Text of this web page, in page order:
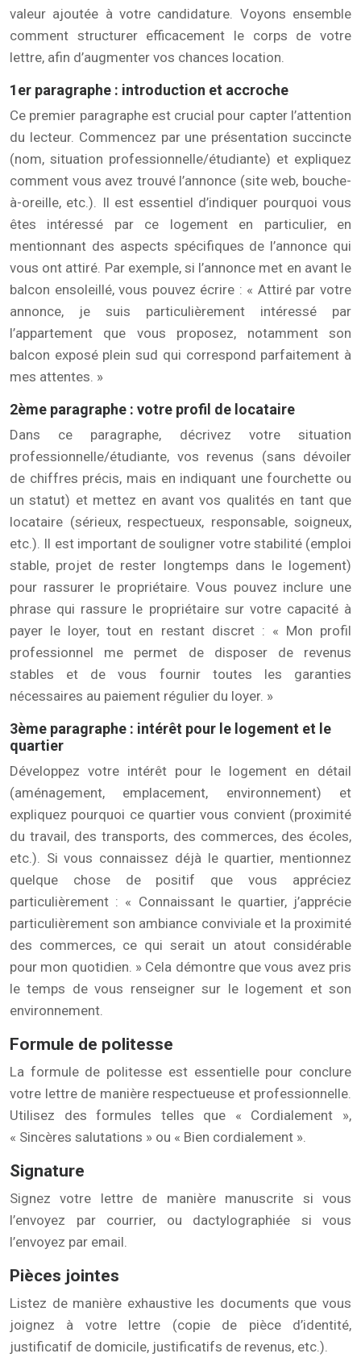
valeur ajoutée à votre candidature. Voyons ensemble
comment structurer efficacement le corps de votre
lettre, afin d’augmenter vos chances location.
1er paragraphe : introduction et accroche
Ce premier paragraphe est crucial pour capter l’attention
du lecteur. Commencez par une présentation succincte
(nom, situation professionnelle/étudiante) et expliquez
comment vous avez trouvé l’annonce (site web, bouche-
à-oreille, etc.). Il est essentiel d’indiquer pourquoi vous
êtes intéressé par ce logement en particulier, en
mentionnant des aspects spécifiques de l’annonce qui
vous ont attiré. Par exemple, si l’annonce met en avant le
balcon ensoleillé, vous pouvez écrire : « Attiré par votre
annonce, je suis particulièrement intéressé par
l’appartement que vous proposez, notamment son
balcon exposé plein sud qui correspond parfaitement à
mes attentes. »
2ème paragraphe : votre profil de locataire
Dans ce paragraphe, décrivez votre situation
professionnelle/étudiante, vos revenus (sans dévoiler
de chiffres précis, mais en indiquant une fourchette ou
un statut) et mettez en avant vos qualités en tant que
locataire (sérieux, respectueux, responsable, soigneux,
etc.). Il est important de souligner votre stabilité (emploi
stable, projet de rester longtemps dans le logement)
pour rassurer le propriétaire. Vous pouvez inclure une
phrase qui rassure le propriétaire sur votre capacité à
payer le loyer, tout en restant discret : « Mon profil
professionnel me permet de disposer de revenus
stables et de vous fournir toutes les garanties
nécessaires au paiement régulier du loyer. »
3ème paragraphe : intérêt pour le logement et le
quartier
Développez votre intérêt pour le logement en détail
(aménagement, emplacement, environnement) et
expliquez pourquoi ce quartier vous convient (proximité
du travail, des transports, des commerces, des écoles,
etc.). Si vous connaissez déjà le quartier, mentionnez
quelque chose de positif que vous appréciez
particulièrement : « Connaissant le quartier, j’apprécie
particulièrement son ambiance conviviale et la proximité
des commerces, ce qui serait un atout considérable
pour mon quotidien. » Cela démontre que vous avez pris
le temps de vous renseigner sur le logement et son
environnement.
Formule de politesse
La formule de politesse est essentielle pour conclure
votre lettre de manière respectueuse et professionnelle.
Utilisez des formules telles que « Cordialement »,
« Sincères salutations » ou « Bien cordialement ».
Signature
Signez votre lettre de manière manuscrite si vous
l’envoyez par courrier, ou dactylographiée si vous
l’envoyez par email.
Pièces jointes
Listez de manière exhaustive les documents que vous
joignez à votre lettre (copie de pièce d’identité,
justificatif de domicile, justificatifs de revenus, etc.).